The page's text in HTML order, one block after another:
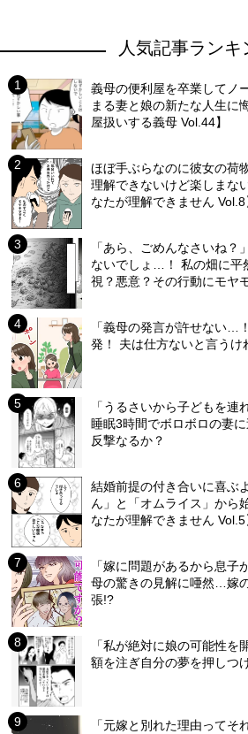
人気記事ランキ
義母の便利屋を卒業してノ
まる妻と娘の新たな人生に
屋扱いする義母 Vol.44】
ほぼ手ぶらなのに彼女の荷
理解できないけど楽しまな
なたが理解できません Vol.8
「あら、ごめんなさいね？
ないでしょ…！ 私の畑に
視？悪意？その行動にモヤ
「義母の発言が許せない…
発！ 夫は仕方ないと言うけ
「うるさいから子どもを連
睡眠3時間でボロボロの妻
反撃なるか？
結婚前提の付き合いに喜ぶ
ん」と「オムライス」から
なたが理解できません Vol.5
「嫁に問題があるから息子
母の驚きの見解に唖然…嫁
張!?
「私が絶対に娘の可能性
額を注ぎ自分の夢を押しつ
「元嫁と別れた理由ってそ